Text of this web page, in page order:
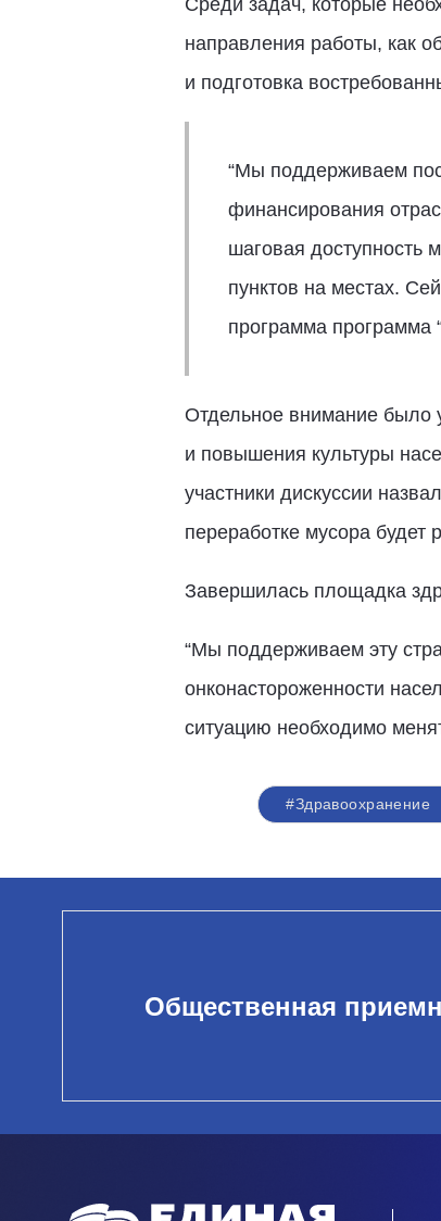
Среди задач, которые
направления работы, как
и подготовка
“Мы поддерживаем
финансирования
шаговая доступность
пунктов на местах.
программа программа
Отдельное внимание было
и повышения культуры
участники дискуссии
переработке мусора будет
Завершилась площадка
“Мы поддерживаем эту
онконастороженности
ситуацию необходимо
#Здравоохранение
Общественная